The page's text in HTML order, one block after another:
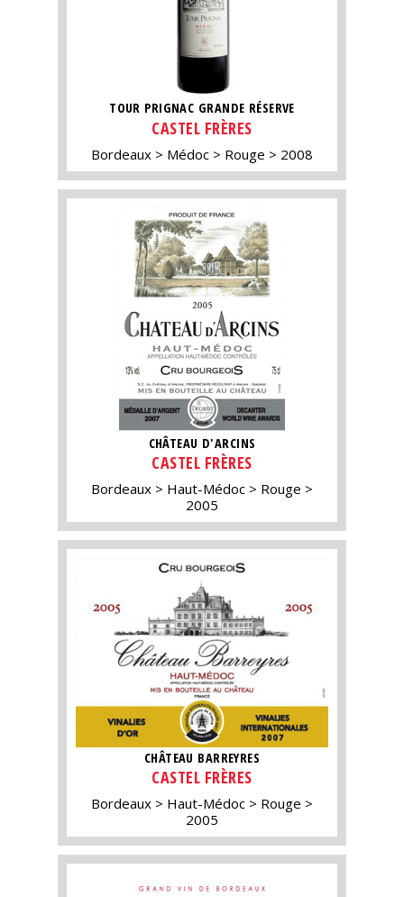
TOUR PRIGNAC GRANDE RÉSERVE
CASTEL FRÈRES
Bordeaux Médoc Rouge 2008
CHÂTEAU D'ARCINS
CASTEL FRÈRES
Bordeaux Haut-Médoc
Rouge
2005
CHÂTEAU BARREYRES
CASTEL FRÈRES
Bordeaux Haut-Médoc
Rouge
2005